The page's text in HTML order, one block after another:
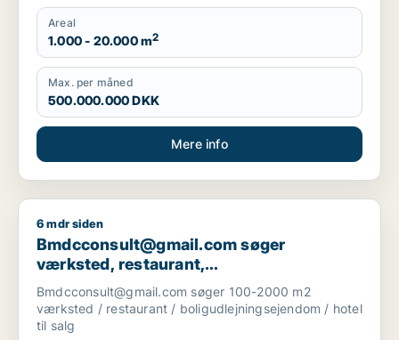
Areal
1.000 - 20.000 m2
Max. per måned
500.000.000 DKK
Mere info
Bmdcconsult@gmail.com søger værksted, restaurant,
6 mdr siden
Bmdcconsult@gmail.com søger
værksted, restaurant,
boligudlejningsejendom eller hotel til salg
i Storkøbenhavn
Bmdcconsult@gmail.com søger 100-2000 m2
værksted / restaurant / boligudlejningsejendom / hotel
til salg